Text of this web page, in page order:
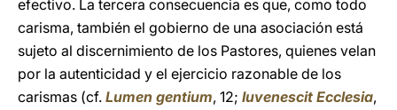
efectivo. La tercera consecuencia es que, como todo
carisma, también el gobierno de una asociación está
sujeto al discernimiento de los Pastores, quienes velan
por la autenticidad y el ejercicio razonable de los
carismas (cf. Lumen gentium, 12; Iuvenescit Ecclesia,